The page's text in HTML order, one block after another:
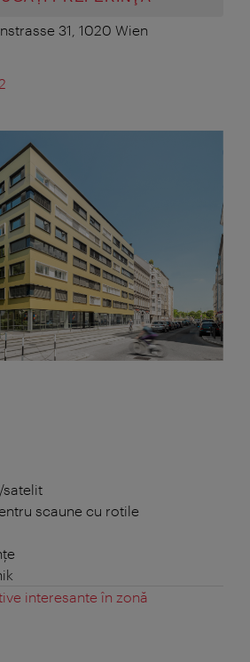
31, 1020 Wien
satelit
scaune cu rotile
interesante în zonă